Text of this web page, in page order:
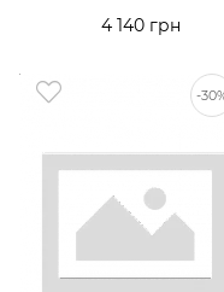
4 140 грн
-